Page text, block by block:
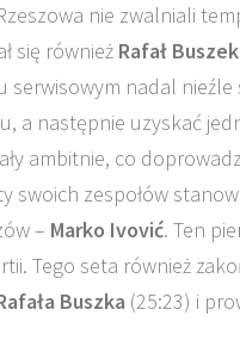
nie zwalniali
się również Rafał Buszek
serwisowym nadal
a następnie uzyskać
ambitnie, co
zespołów
– Marko Ivović. Ten
Tego seta również
Buszka (25:23) i